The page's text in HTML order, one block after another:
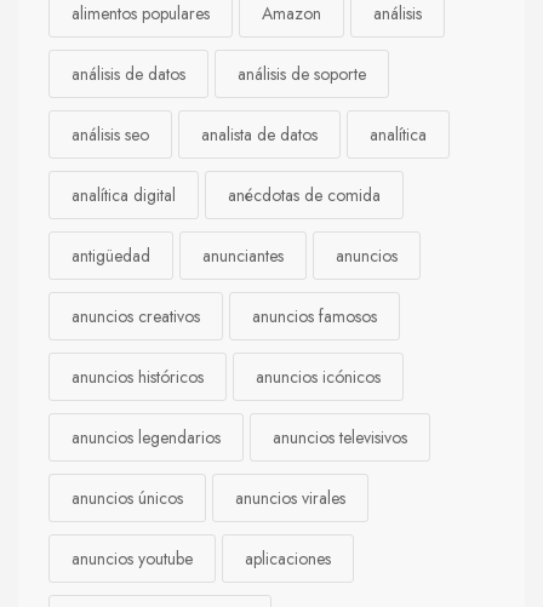
alimentos populares Amazon análisis
análisis de datos análisis de soporte
análisis seo analista de datos analítica
analítica digital anécdotas de comida
antigüedad anunciantes anuncios
anuncios creativos anuncios famosos
anuncios históricos anuncios icónicos
anuncios legendarios anuncios televisivos
anuncios únicos anuncios virales
anuncios youtube aplicaciones